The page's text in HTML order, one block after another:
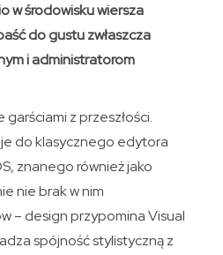
w środowisku wiersza
do gustu zwłaszcza
i administratorom
z przeszłości.
do klasycznego edytora
znanego również jako
nie brak w nim
– design przypomina Visual
spójność stylistyczną z